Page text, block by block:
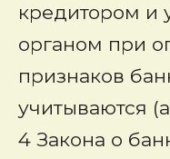
кредитором и
органом при
признаков
учитываются
4 Закона о